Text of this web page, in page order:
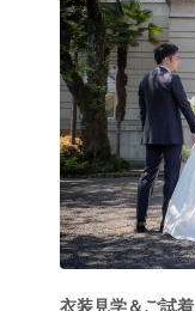
衣装見学＆ご試着